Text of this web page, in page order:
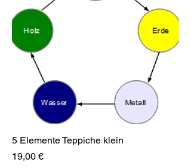
5 Elemente Teppiche klein
Preis
19,00 €